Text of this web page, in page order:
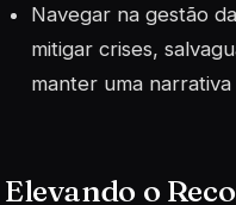
Navegar na gestão
mitigar crises,
manter uma
Elevando o